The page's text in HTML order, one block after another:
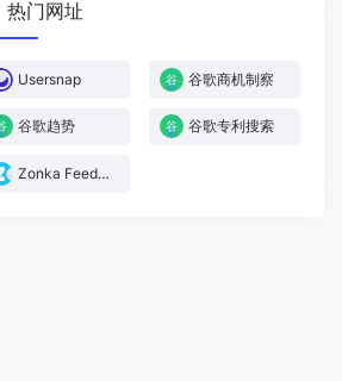
热门网址
Usersnap 谷歌商机制察
谷歌趋势 谷歌专利搜索
Zonka Feedback